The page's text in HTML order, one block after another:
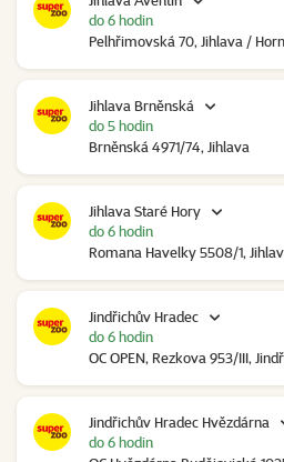
Pelhřimovská 70, Jihlava /
do 6 hodin
Jihlava Brněnská
Brněnská 4971/74, Jihlava
do 5 hodin
Jihlava Staré Hory
Romana Havelky 5508/1,
do 6 hodin
Jindřichův Hradec
OC OPEN, Rezkova 953/III,
do 6 hodin
Jindřichův Hradec Hvězdárna
do 6 hodin